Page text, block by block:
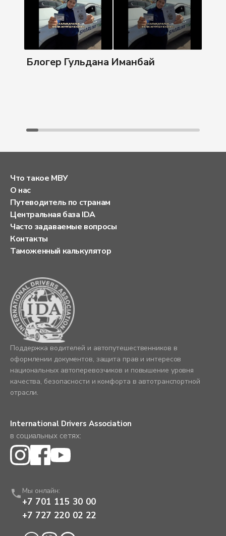
Блогер Гульдана Иманбай
Что такое МВУ
О нас
Путеводитель по странам
Центральная база IDA
Часто задаваемые вопросы
Контакты
Таможенный калькулятор
Поддержка водителей и автопутешественников в
оформлении документов, защита прав и интересов
национальных автоперевозчиков и повышение уровня
качества, безопасности и комфорта в автотранспортной
отрасли.
International Drivers Association
в социальных сетях:
Мы онлайн:
+7 701 115 30 00
+7 727 220 02 22